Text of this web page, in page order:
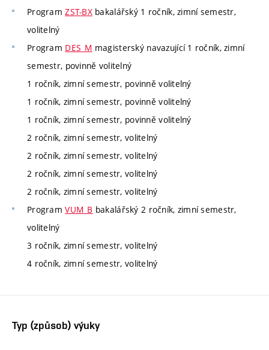
ProgramZST-BXbakalářský 1 ročník, zimní semestr,
volitelný
Program DES_M magisterský navazující 1 ročník, zimní
semestr, povinně volitelný
1 ročník, zimní semestr, povinně volitelný
1 ročník, zimní semestr, povinně volitelný
1 ročník, zimní semestr, povinně volitelný
2 ročník, zimní semestr, volitelný
2 ročník, zimní semestr, volitelný
2 ročník, zimní semestr, volitelný
2 ročník, zimní semestr, volitelný
ProgramVUM_B bakalářský 2 ročník, zimní semestr,
volitelný
3 ročník, zimní semestr, volitelný
4 ročník, zimní semestr, volitelný
Typ (způsob) výuky